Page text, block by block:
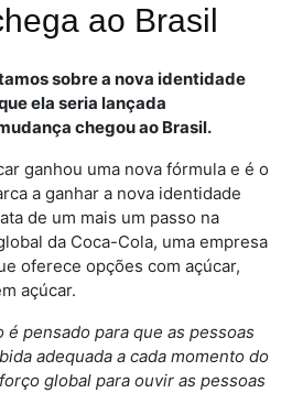
ao Brasil
sobre a nova identidade
ela seria lançada
chegou ao Brasil.
ganhou uma nova fórmula e é o
a ganhar a nova identidade
de um mais um passo na
da Coca-Cola, uma empresa
oferece opções com açúcar,
açúcar.
pensado para que as pessoas
adequada a cada momento do
global para ouvir as pessoas